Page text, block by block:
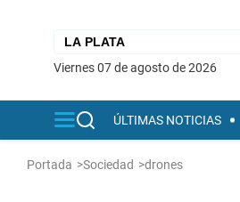
viernes 07 de agosto de 2026
ÚLTIMAS NOTICIAS
Portada >Sociedad >drones